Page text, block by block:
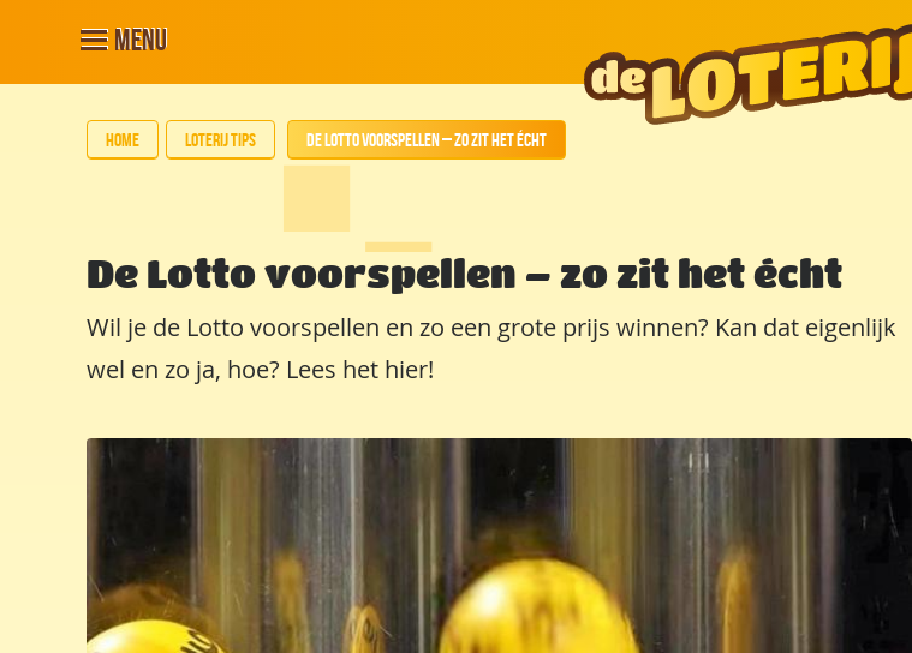
Menu
Home Loterij tips De Lotto voorspellen – zo zit het écht
De Lotto voorspellen – zo zit het écht
Wil je de Lotto voorspellen en zo een grote prijs winnen? Kan dat eigenlijk
wel en zo ja, hoe? Lees het hier!